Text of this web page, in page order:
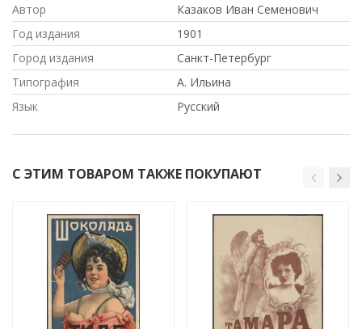
Автор
Казаков Иван Семенович
Год издания
1901
Город издания
Санкт-Петербург
Типография
А. Ильина
Язык
Русский
С ЭТИМ ТОВАРОМ ТАКЖЕ ПОКУПАЮТ